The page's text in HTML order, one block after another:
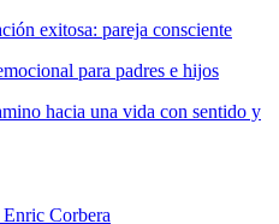
exitosa: pareja consciente
para padres e hijos
hacia una vida con sentido y
Corbera